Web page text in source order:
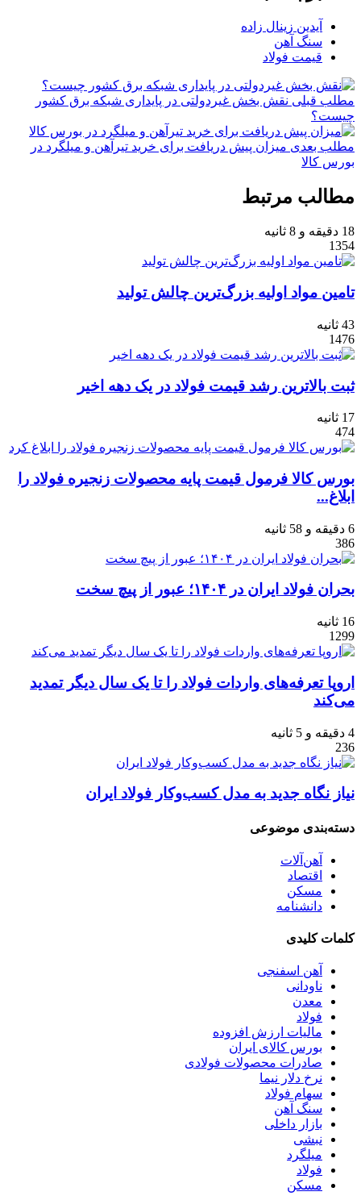
آیدین زینال زاده
سنگ آهن
قیمت فولاد
مطلب قبلی نقش‌ بخش غیردولتی در پایداری شبکه برق کشور
چیست؟
مطلب بعدی میزان پیش دریافت برای خرید تیرآهن و میلگرد در
بورس کالا
مطالب مرتبط
18 دقیقه و 8 ثانیه
1354
تامین مواد‌‌‌‌ اولیه بزرگ‌ترین چالش تولید‌‌‌
43 ثانیه
1476
ثبت بالاترین رشد قیمت فولاد در یک دهه اخیر
17 ثانیه
474
بورس کالا فرمول قیمت پایه محصولات زنجیره فولاد را
ابلاغ...
6 دقیقه و 58 ثانیه
386
بحران فولاد ایران در ۱۴۰۴؛ عبور از پیچ سخت
16 ثانیه
1299
اروپا تعرفه‌های واردات فولاد را تا یک سال دیگر تمدید
می‌کند
4 دقیقه و 5 ثانیه
236
نیاز نگاه جدید به مدل کسب‌وکار فولاد ایران
دسته‌بندی موضوعی
آهن‌آلات
اقتصاد
مسکن
دانشنامه
کلمات کلیدی
آهن اسفنجی
ناودانی
معدن
فولاد
مالیات ارزش افزوده
بورس کالای ایران
صادرات محصولات فولادی
نرخ دلار نیما
سهام فولاد
سنگ آهن
بازار داخلی
نبشی
میلگرد
فولاد
مسکن